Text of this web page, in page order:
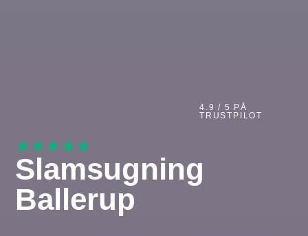
★★★★★
4.9 / 5 PÅ
TRUSTPILOT
Slamsugning
Ballerup